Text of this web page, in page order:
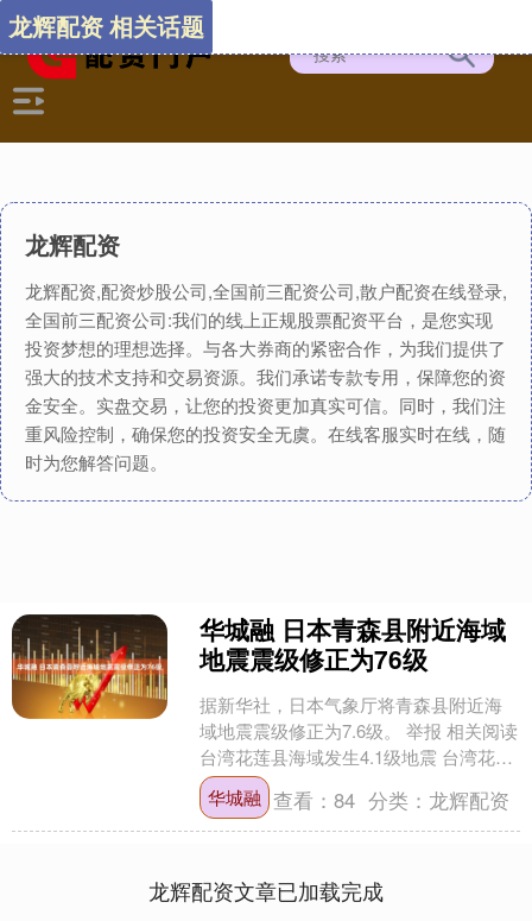
龙辉配资
龙辉配资,配资炒股公司,全国前三配资公司,散户配资在线登录,
全国前三配资公司:我们的线上正规股票配资平台，是您实现
投资梦想的理想选择。与各大券商的紧密合作，为我们提供了
强大的技术支持和交易资源。我们承诺专款专用，保障您的资
金安全。实盘交易，让您的投资更加真实可信。同时，我们注
重风险控制，确保您的投资安全无虞。在线客服实时在线，随
时为您解答问题。
龙辉配资 相关话题
华城融 日本青森县附近海域
地震震级修正为76级
据新华社，日本气象厅将青森县附近海
域地震震级修正为7.6级。 举报 相关阅读
台湾花莲县海域发生4.1级地震 台湾花莲
县海域发生4.1级地震 66 10-08 ....
华城融 查看：84 分类： 龙辉配资
龙辉配资文章已加载完成